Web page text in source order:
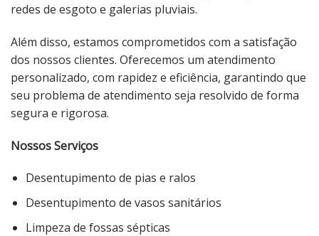
redes de esgoto e galerias pluviais.
Além disso, estamos comprometidos com a satisfação
dos nossos clientes. Oferecemos um atendimento
personalizado, com rapidez e eficiência, garantindo que
seu problema de atendimento seja resolvido de forma
segura e rigorosa.
Nossos Serviços
Desentupimento de pias e ralos
Desentupimento de vasos sanitários
Limpeza de fossas sépticas